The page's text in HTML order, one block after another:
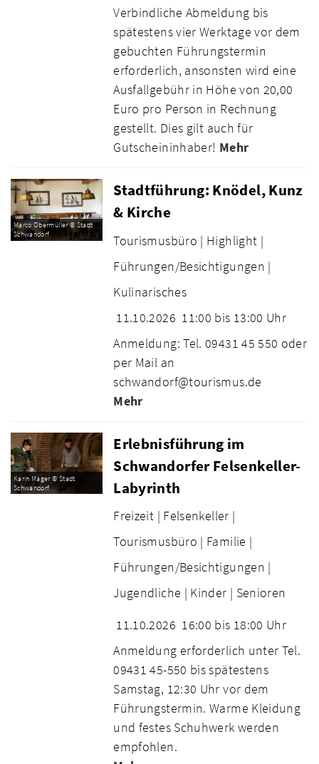
Verbindliche Abmeldung bis
spätestens vier Werktage vor dem
gebuchten Führungstermin
erforderlich, ansonsten wird eine
Ausfallgebühr in Höhe von 20,00
Euro pro Person in Rechnung
gestellt. Dies gilt auch für
Gutscheininhaber! Mehr
Marco Obermüller © Stadt
Schwandorf
Stadtführung: Knödel, Kunz
& Kirche
Tourismusbüro | Highlight |
Führungen/Besichtigungen |
Kulinarisches
11.10.2026 11:00 bis 13:00 Uhr
Anmeldung: Tel. 09431 45 550 oder
per Mail an
schwandorf@tourismus.de
Mehr
Karin Mager © Stadt
Schwandorf
Erlebnisführung im
Schwandorfer Felsenkeller-
Labyrinth
Freizeit | Felsenkeller |
Tourismusbüro | Familie |
Führungen/Besichtigungen |
Jugendliche | Kinder | Senioren
11.10.2026 16:00 bis 18:00 Uhr
Anmeldung erforderlich unter Tel.
09431 45-550 bis spätestens
Samstag, 12:30 Uhr vor dem
Führungstermin. Warme Kleidung
und festes Schuhwerk werden
empfohlen.